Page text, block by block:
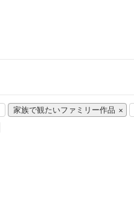
家族で観たいファミリー作品